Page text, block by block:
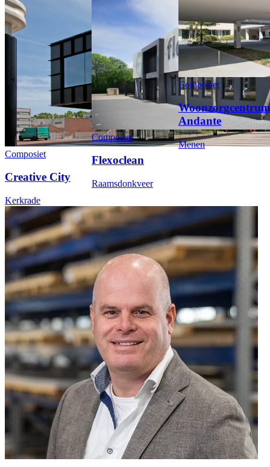
Composiet
Creative City
Kerkrade
Composiet
Flexoclean
Raamsdonkveer
Composiet
Woonzorgcentrum
Andante
Menen